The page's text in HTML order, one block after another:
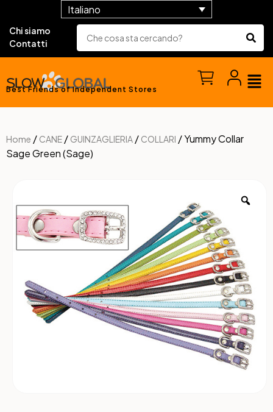
Italiano
Chi siamo
Contatti
Best Friends of Independent Stores
Home / CANE / GUINZAGLIERIA / COLLARI / Yummy Collar
Sage Green (Sage)